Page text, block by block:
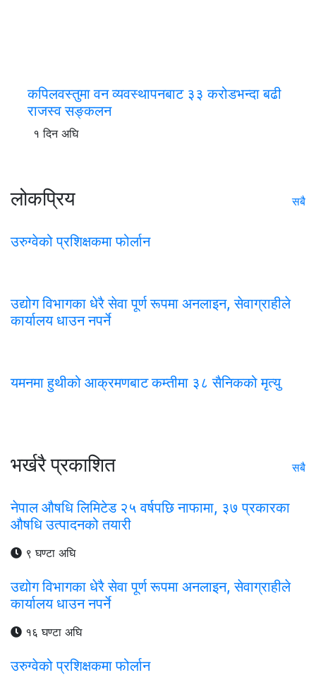
कपिलवस्तुमा वन व्यवस्थापनबाट ३३ करोडभन्दा बढी
राजस्व सङ्कलन
१ दिन अघि
लोकप्रिय सबै
उरुग्वेको प्रशिक्षकमा फोर्लान
उद्योग विभागका धेरै सेवा पूर्ण रूपमा अनलाइन, सेवाग्राहीले
कार्यालय धाउन नपर्ने
यमनमा हुथीको आक्रमणबाट कम्तीमा ३८ सैनिकको मृत्यु
भर्खरै प्रकाशित सबै
नेपाल औषधि लिमिटेड २५ वर्षपछि नाफामा, ३७ प्रकारका
औषधि उत्पादनको तयारी
९ घण्टा अघि
उद्योग विभागका धेरै सेवा पूर्ण रूपमा अनलाइन, सेवाग्राहीले
कार्यालय धाउन नपर्ने
१६ घण्टा अघि
उरुग्वेको प्रशिक्षकमा फोर्लान